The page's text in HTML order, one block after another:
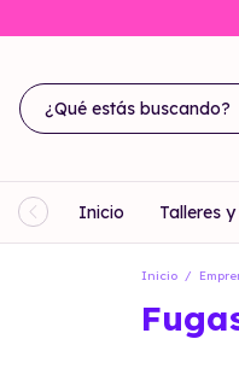
Inicio Talleres
Inicio /